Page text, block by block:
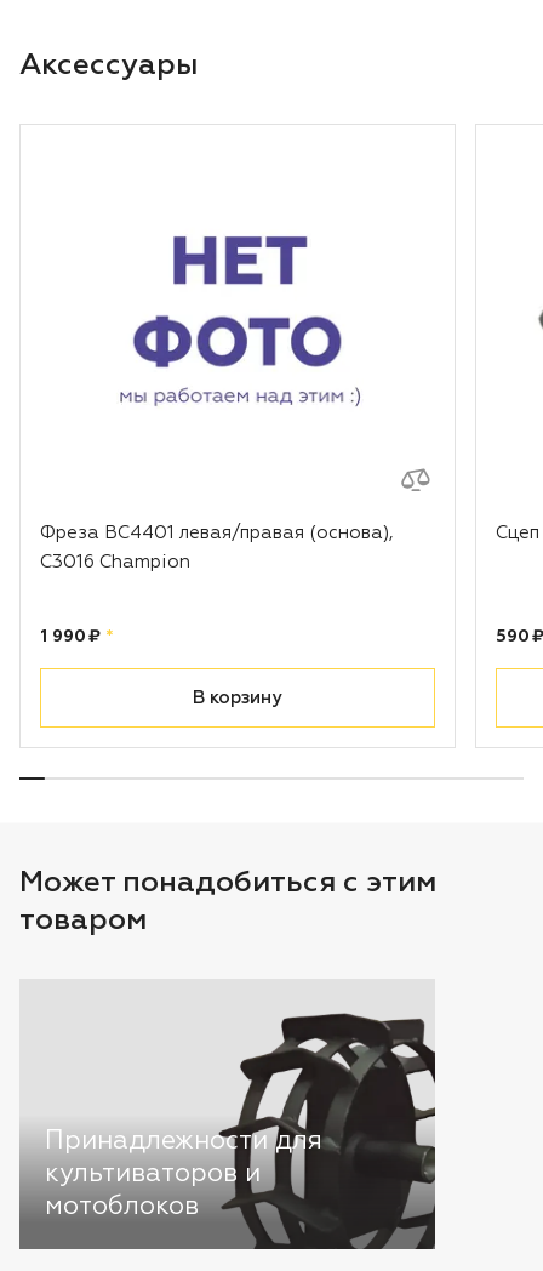
Аксессуары
Фреза BC4401 левая/правая (основа),
С3016 Champion
Цена:
1 990 ₽ рублей
*
В корзину
590 ₽
Может понадобиться с этим
товаром
Принадлежности для
культиваторов и
мотоблоков